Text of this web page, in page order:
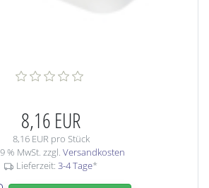
8,16 EUR
8,16 EUR pro Stück
% MwSt. zzgl. Versandkosten
Lieferzeit: 3-4 Tage*